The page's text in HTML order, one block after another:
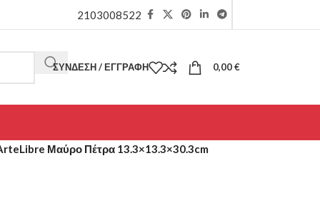
2103008522
ΣΎΝΔΕΣΗ / ΕΓΓΡΑΦΉ 0,00€
Μαύρο Πέτρα 13.3×13.3×30.3cm